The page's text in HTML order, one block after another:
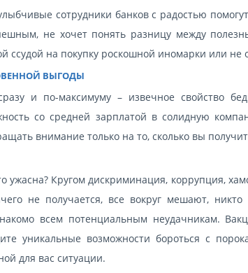
сотрудники банков с радостью
не хочет понять разницу между
ссудой на покупку роскошной иномарки или
ВЫГОДЫ
и по-максимуму – извечное свойство
со средней зарплатой в солидную
внимание только на то, сколько вы
ужасна? Кругом дискриминация, коррупция,
не получается, все вокруг мешают,
всем потенциальным неудачникам.
уникальные возможности бороться с
для вас ситуации.